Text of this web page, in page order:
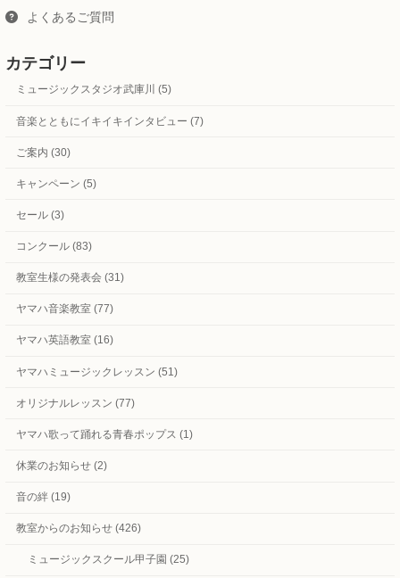
よくあるご質問
カテゴリー
ミュージックスタジオ武庫川 (5)
音楽とともにイキイキインタビュー (7)
ご案内 (30)
キャンペーン (5)
セール (3)
コンクール (83)
教室生様の発表会 (31)
ヤマハ音楽教室 (77)
ヤマハ英語教室 (16)
ヤマハミュージックレッスン (51)
オリジナルレッスン (77)
ヤマハ歌って踊れる青春ポップス (1)
休業のお知らせ (2)
音の絆 (19)
教室からのお知らせ (426)
ミュージックスクール甲子園 (25)